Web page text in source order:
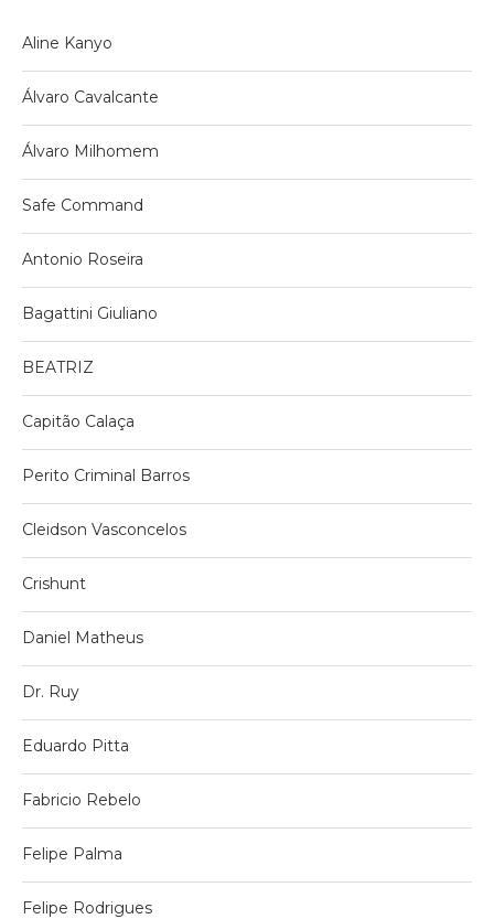
Aline Kanyo
Álvaro Cavalcante
Álvaro Milhomem
Safe Command
Antonio Roseira
Bagattini Giuliano
BEATRIZ
Capitão Calaça
Perito Criminal Barros
Cleidson Vasconcelos
Crishunt
Daniel Matheus
Dr. Ruy
Eduardo Pitta
Fabricio Rebelo
Felipe Palma
Felipe Rodrigues